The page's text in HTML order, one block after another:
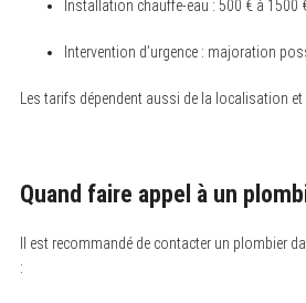
Installation chauffe-eau : 500 € à 1500
Intervention d’urgence : majoration
Les tarifs dépendent aussi de la localisation et
Quand faire appel à un
Il est recommandé de contacter un plombier
: